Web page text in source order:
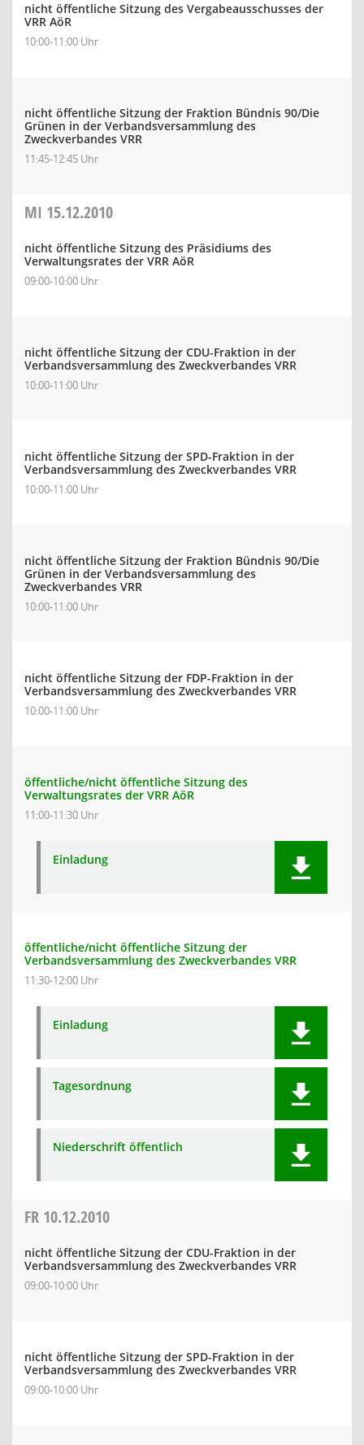
nicht öffentliche Sitzung des Vergabeausschusses der
VRR AöR
10:00-11:00 Uhr
nicht öffentliche Sitzung der Fraktion Bündnis 90/Die
Grünen in der Verbandsversammlung des
Zweckverbandes VRR
11:45-12:45 Uhr
MI 15.12.2010
nicht öffentliche Sitzung des Präsidiums des
Verwaltungsrates der VRR AöR
09:00-10:00 Uhr
nicht öffentliche Sitzung der CDU-Fraktion in der
Verbandsversammlung des Zweckverbandes VRR
10:00-11:00 Uhr
nicht öffentliche Sitzung der SPD-Fraktion in der
Verbandsversammlung des Zweckverbandes VRR
10:00-11:00 Uhr
nicht öffentliche Sitzung der Fraktion Bündnis 90/Die
Grünen in der Verbandsversammlung des
Zweckverbandes VRR
10:00-11:00 Uhr
nicht öffentliche Sitzung der FDP-Fraktion in der
Verbandsversammlung des Zweckverbandes VRR
10:00-11:00 Uhr
öffentliche/nicht öffentliche Sitzung des
Verwaltungsrates der VRR AöR
11:00-11:30 Uhr
Einladung
öffentliche/nicht öffentliche Sitzung der
Verbandsversammlung des Zweckverbandes VRR
11:30-12:00 Uhr
Einladung
Tagesordnung
Niederschrift öffentlich
FR 10.12.2010
nicht öffentliche Sitzung der CDU-Fraktion in der
Verbandsversammlung des Zweckverbandes VRR
09:00-10:00 Uhr
nicht öffentliche Sitzung der SPD-Fraktion in der
Verbandsversammlung des Zweckverbandes VRR
09:00-10:00 Uhr